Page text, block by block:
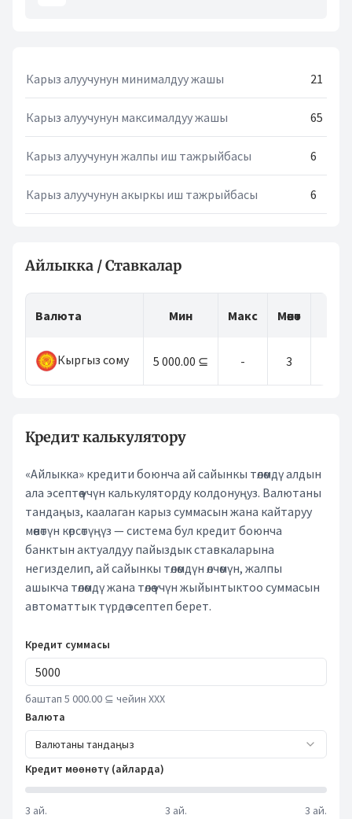
Карыз алуучунун минималдуу жашы 21
Карыз алуучунун максималдуу жашы 65
Карыз алуучунун жалпы иш тажрыйбасы 6
Карыз алуучунун акыркы иш тажрыйбасы 6
Айлыкка / Ставкалар
Валюта Мин Макс Мөөнөт
Кыргыз сому 5 000.00 ⊆ - 3
Кредит калькулятору
«Айлыкка» кредити боюнча ай сайынкы төлөмдү алдын
ала эсептөө үчүн калькуляторду колдонуңуз. Валютаны
тандаңыз, каалаган карыз суммасын жана кайтаруу
мөөнөтүн көрсөтүңүз — система бул кредит боюнча
банктын актуалдуу пайыздык ставкаларына
негизделип, ай сайынкы төлөмдүн өлчөмүн, жалпы
ашыкча төлөмдү жана төлөө үчүн жыйынтыктоо суммасын
автоматтык түрдө эсептеп берет.
Кредит суммасы
баштап 5 000.00 ⊆ чейин XXX
Валюта
Валютаны тандаңыз
Кредит мөөнөтү (айларда)
3 ай. 3 ай. 3 ай.